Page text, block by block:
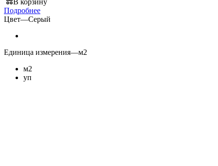
Подробнее
Цвет—Серый
Единица измерения—м2
м2
уп